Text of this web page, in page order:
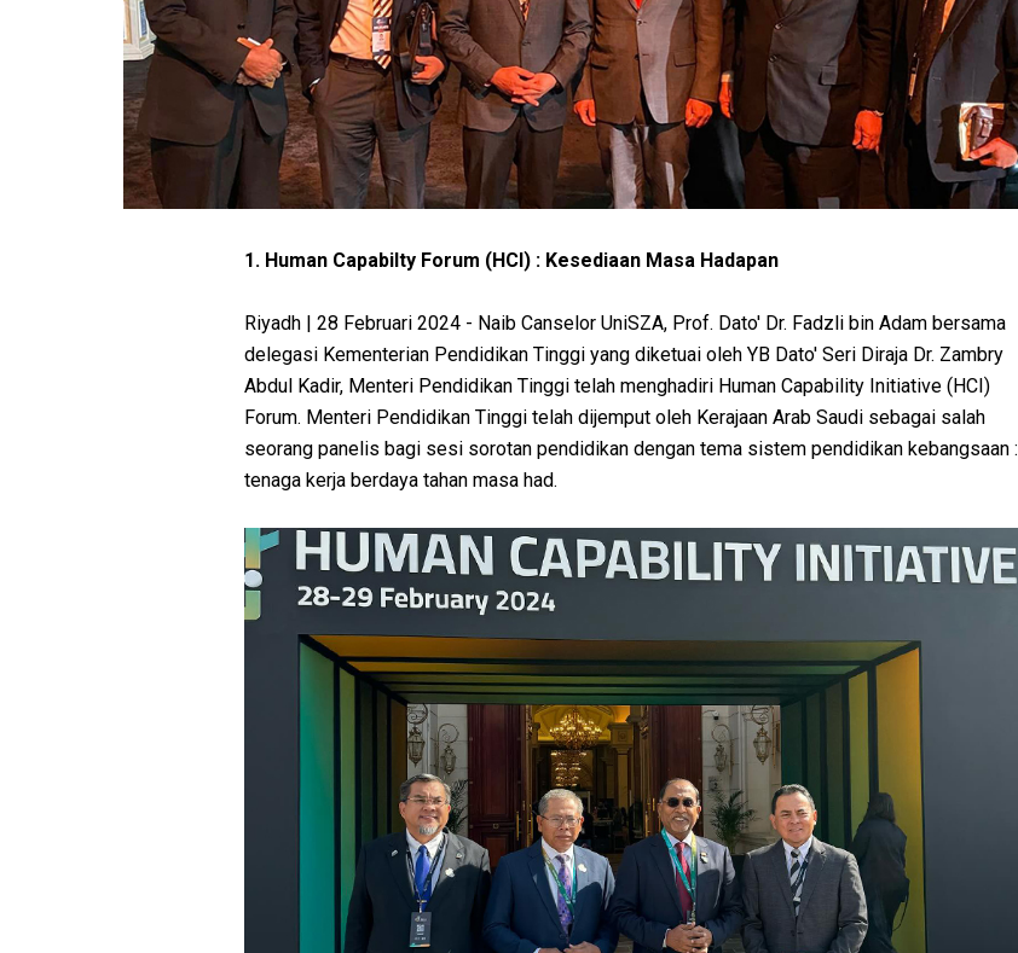
1. Human Capabilty Forum (HCI) : Kesediaan Masa Hadapan
Riyadh | 28 Februari 2024 - Naib Canselor UniSZA, Prof. Dato' Dr. Fadzli bin Adam bersama
delegasi Kementerian Pendidikan Tinggi yang diketuai oleh YB Dato' Seri Diraja Dr. Zambry
Abdul Kadir, Menteri Pendidikan Tinggi telah menghadiri Human Capability Initiative (HCI)
Forum. Menteri Pendidikan Tinggi telah dijemput oleh Kerajaan Arab Saudi sebagai salah
seorang panelis bagi sesi sorotan pendidikan dengan tema sistem pendidikan kebangsaan :
tenaga kerja berdaya tahan masa had.